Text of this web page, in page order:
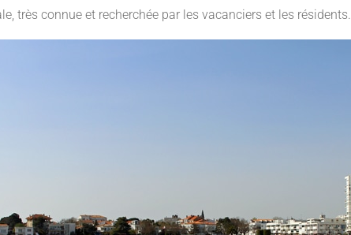
très connue et recherchée par les vacanciers et les résidents.